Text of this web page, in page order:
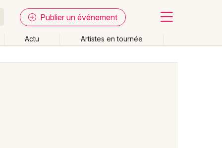
Publier un événement
Actu Artistes en tournée